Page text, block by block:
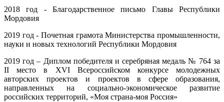
2018 год - Благодарственное письмо Главы Республики
Мордовия
2019 год - Почетная грамота Министерства промышленности,
науки и новых технологий Республики Мордовия
2019 год – Диплом победителя и серебряная медаль № 764 за
II место в ХVI Всероссийском конкурсе молодежных
авторских проектов и проектов в сфере образования,
направленных на социально-экономическое развитие
российских территорий, «Моя страна-моя Россия»